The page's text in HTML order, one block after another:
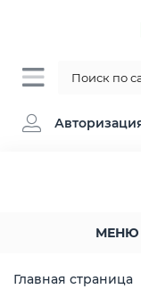
МЕНЮ
Главная страница
»
Atom